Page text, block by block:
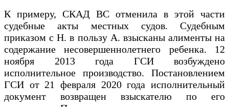
К примеру, СКАД ВС отменила в этой части
судебные акты местных судов. Судебным
приказом с Н. в пользу А. взысканы алименты на
содержание несовершеннолетнего ребенка. 12
ноября 2013 года ГСИ возбуждено
исполнительное производство. Постановлением
ГСИ от 21 февраля 2020 года исполнительный
документ возвращен взыскателю по его